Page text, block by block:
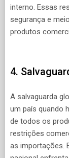
interno. Essas
segurança e
produtos
4.
A salvaguarda
um país quando
de todos os
restrições
as importações.